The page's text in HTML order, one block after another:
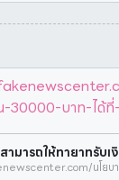
น-30000-บาท-ได้